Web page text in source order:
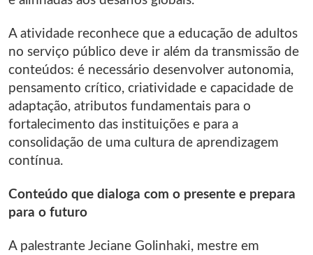
A atividade reconhece que a educação de adultos
no serviço público deve ir além da transmissão de
conteúdos: é necessário desenvolver autonomia,
pensamento crítico, criatividade e capacidade de
adaptação, atributos fundamentais para o
fortalecimento das instituições e para a
consolidação de uma cultura de aprendizagem
contínua.
Conteúdo que dialoga com o presente e prepara
para o futuro
A palestrante Jeciane Golinhaki, mestre em